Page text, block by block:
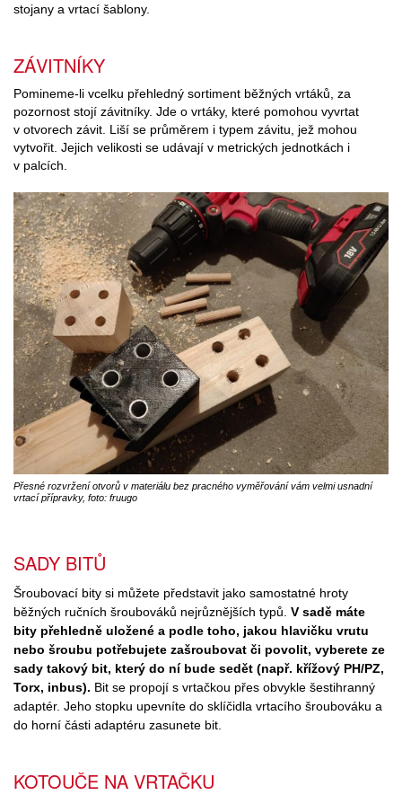
stojany a vrtací šablony.
ZÁVITNÍKY
Pomineme-li vcelku přehledný sortiment běžných vrtáků, za
pozornost stojí závitníky. Jde o vrtáky, které pomohou vyvrtat
v otvorech závit. Liší se průměrem i typem závitu, jež mohou
vytvořit. Jejich velikosti se udávají v metrických jednotkách i
v palcích.
Přesné rozvržení otvorů v materiálu bez pracného vyměřování vám velmi usnadní
vrtací přípravky, foto: fruugo
SADY BITŮ
Šroubovací bity si můžete představit jako samostatné hroty
běžných ručních šroubováků nejrůznějších typů. V sadě máte
bity přehledně uložené a podle toho, jakou hlavičku vrutu
nebo šroubu potřebujete zašroubovat či povolit, vyberete ze
sady takový bit, který do ní bude sedět (např. křížový PH/PZ,
Torx, inbus). Bit se propojí s vrtačkou přes obvykle šestihranný
adaptér. Jeho stopku upevníte do sklíčidla vrtacího šroubováku a
do horní části adaptéru zasunete bit.
KOTOUČE NA VRTAČKU